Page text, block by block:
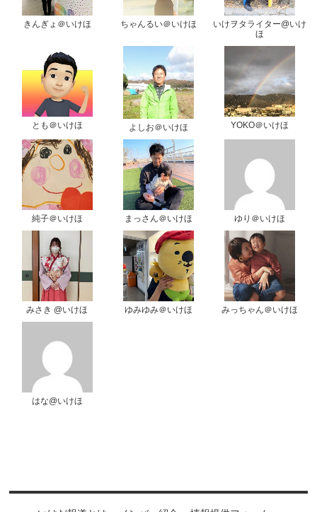
きんぎょ＠いけほ ちゃんるい＠いけほ
いけヲタライター@いけ
ほ
とも＠いけほ よしお＠いけほ YOKO＠いけほ
純子＠いけほ まっさん＠いけほ ゆり＠いけほ
みさき @いけほ ゆみゆみ＠いけほ みっちゃん＠いけほ
はな@いけほ